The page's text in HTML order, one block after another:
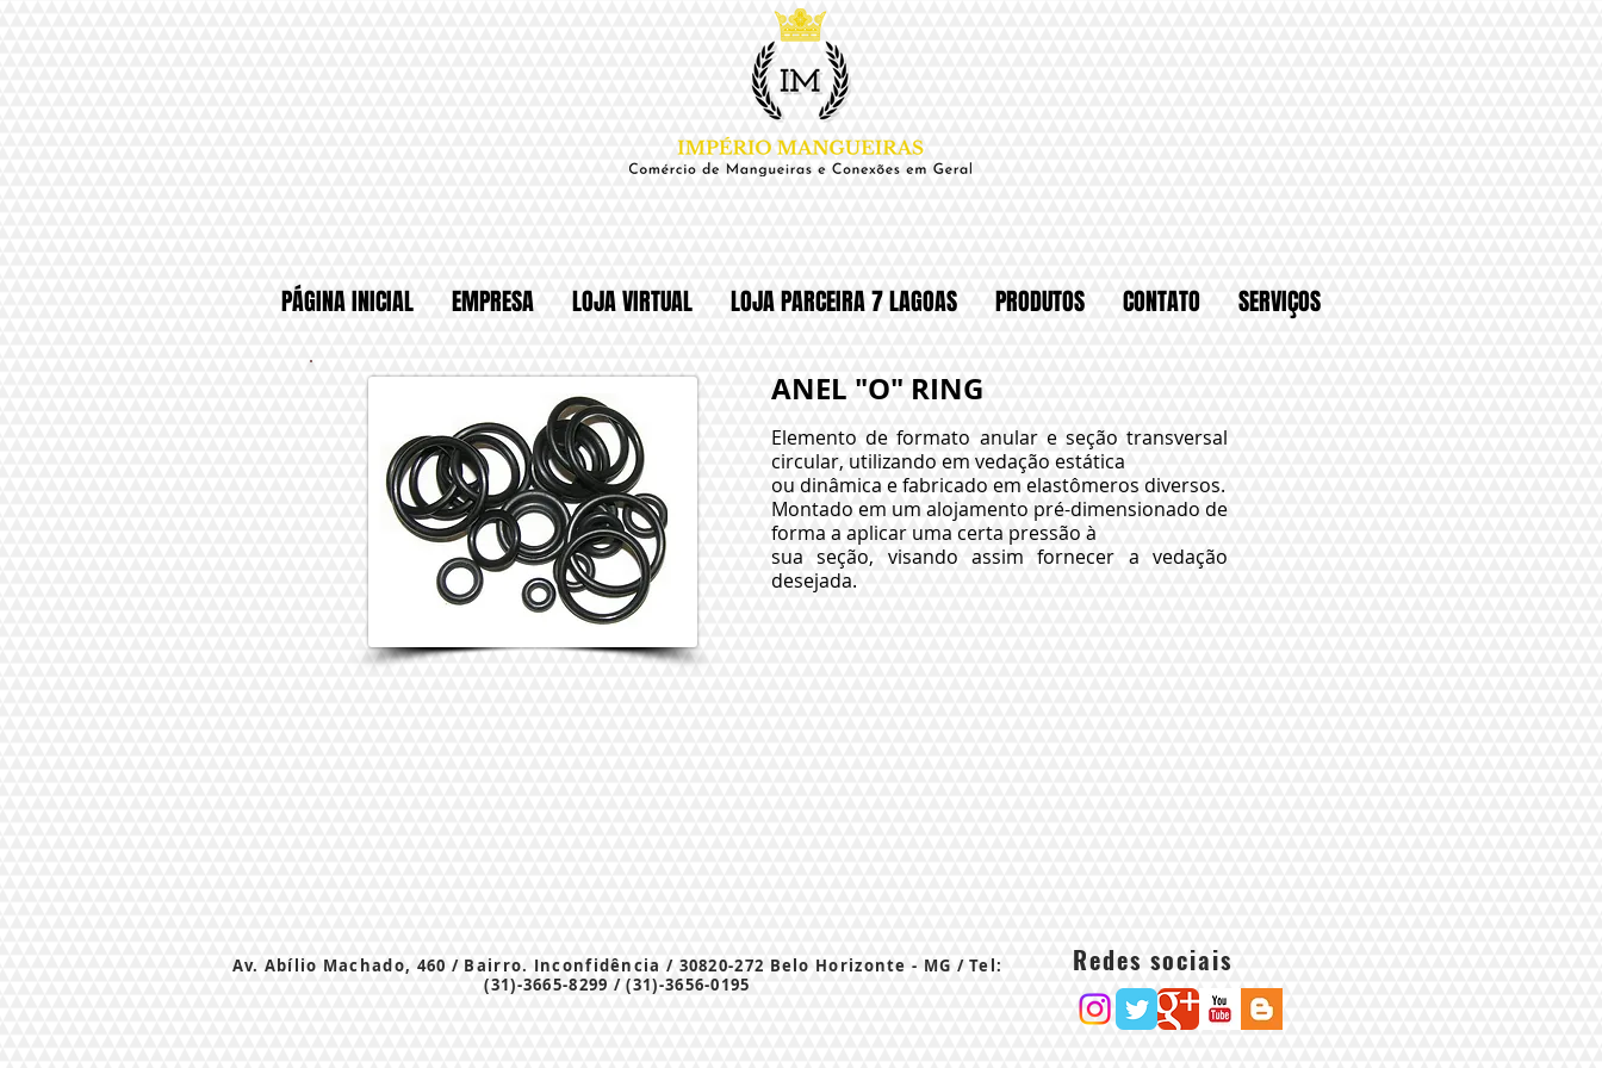
PÁGINA INICIAL EMPRESA LOJA VIRTUAL LOJA PARCEIRA 7 LAGOAS PRODUTOS CONTATO SERVIÇOS
ANEL "O" RING
Elemento de formato anular e seção transversal
circular, utilizando em vedação estática
ou dinâmica e fabricado em elastômeros diversos.
Montado em um alojamento pré-dimensionado de
forma a aplicar uma certa pressão à
sua seção, visando assim fornecer a vedação
desejada.
Av. Abílio Machado, 460 / Bairro. Inconfidência / 30820-272 Belo Horizonte - MG / Tel:
(31)-3665-8299 / (31)-3656-0195
Redes sociais